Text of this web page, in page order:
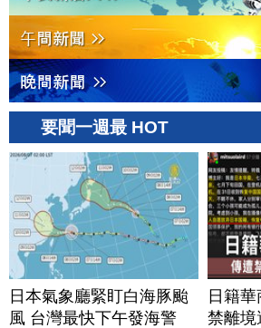
要聞一週最 HOT
日本氣象廳緊盯白海豚颱
風 台灣最快下午發海警
日籍
禁離境